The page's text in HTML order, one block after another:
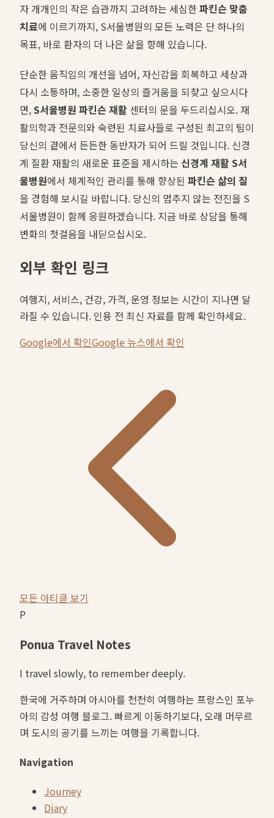
자 개개인의 작은 습관까지 고려하는 세심한파킨슨 맞춤
치료에 이르기까지, S서울병원의 모든 노력은 단 하나의
목표, 바로 환자의 더 나은 삶을 향해 있습니다.
단순한 움직임의 개선을 넘어, 자신감을 회복하고 세상과
다시 소통하며, 소중한 일상의 즐거움을 되찾고 싶으시다
면,S서울병원 파킨슨 재활 센터의 문을 두드리십시오. 재
활의학과 전문의와 숙련된 치료사들로 구성된 최고의 팀이
당신의 곁에서 든든한 동반자가 되어 드릴 것입니다. 신경
계 질환 재활의 새로운 표준을 제시하는 신경계 재활 S서
울병원에서 체계적인 관리를 통해 향상된 파킨슨 삶의 질
을 경험해 보시길 바랍니다. 당신의 멈추지 않는 전진을 S
서울병원이 함께 응원하겠습니다. 지금 바로 상담을 통해
변화의 첫걸음을 내딛으십시오.
외부 확인 링크
여행지, 서비스, 건강, 가격, 운영 정보는 시간이 지나면 달
라질 수 있습니다. 인용 전 최신 자료를 함께 확인하세요.
Google에서 확인Google 뉴스에서 확인
모든 아티클 보기
P
Ponua Travel Notes
I travel slowly, to remember deeply.
한국에 거주하며 아시아를 천천히 여행하는 프랑스인 포누
아의 감성 여행 블로그. 빠르게 이동하기보다, 오래 머무르
며 도시의 공기를 느끼는 여행을 기록합니다.
Navigation
Journey
Diary